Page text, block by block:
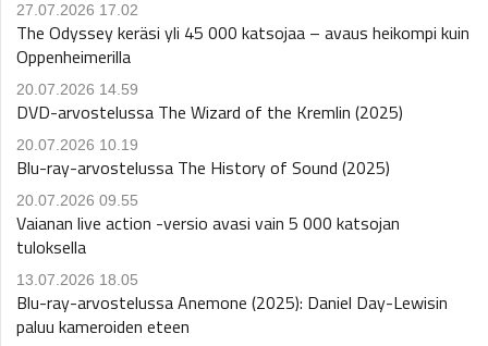
27.07.2026 17.02
The Odyssey keräsi yli 45 000 katsojaa – avaus heikompi kuin
Oppenheimerilla
20.07.2026 14.59
DVD-arvostelussa The Wizard of the Kremlin (2025)
20.07.2026 10.19
Blu-ray-arvostelussa The History of Sound (2025)
20.07.2026 09.55
Vaianan live action -versio avasi vain 5 000 katsojan
tuloksella
13.07.2026 18.05
Blu-ray-arvostelussa Anemone (2025): Daniel Day-Lewisin
paluu kameroiden eteen